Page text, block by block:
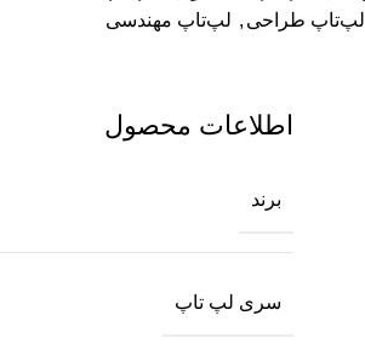
لپ‌تاپ طراحی , لپ‌تاپ مهندسی
اطلاعات محصول
برند
سری لپ تاپ